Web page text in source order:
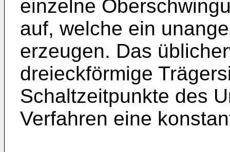
einzelne
auf, welche ein
erzeugen. Das
dreieckförmige
Schaltzeitpunkte des
Verfahren eine